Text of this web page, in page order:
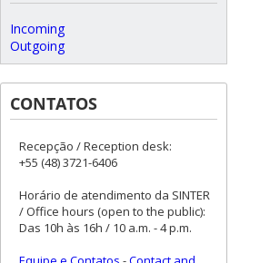
Incoming
Outgoing
CONTATOS
Recepção / Reception desk:
+55 (48) 3721-6406
Horário de atendimento da SINTER
/ Office hours (open to the public):
Das 10h às 16h / 10 a.m. - 4 p.m.